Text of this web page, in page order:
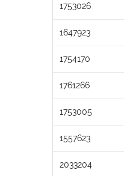
1753026
1647923
1754170
1761266
1753005
1557623
2033204